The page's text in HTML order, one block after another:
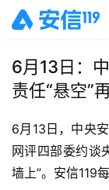
6月13日：
责任“悬空”
6月13日，中央
网评四部委约谈
墙上”。安信119